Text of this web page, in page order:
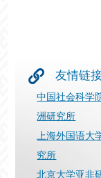
友情链
中国社会科学
洲研究所
上海外国语大
究所
北京大学亚非